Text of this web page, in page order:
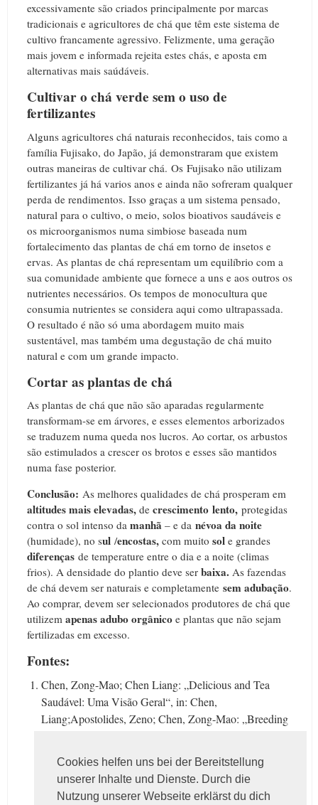
Cookies helfen uns bei der Bereitstellung
unserer Inhalte und Dienste. Durch die
Nutzung unserer Webseite erklärst du dich
excessivamente são criados principalmente por marcas
tradicionais e agricultores de chá que têm este sistema de
cultivo francamente agressivo. Felizmente, uma geração
mais jovem e informada rejeita estes chás, e aposta em
alternativas mais saúdáveis.
Cultivar o chá verde sem o uso de
fertilizantes
Alguns agricultores chá naturais reconhecidos, tais como a
família Fujisako, do Japão, já demonstraram que existem
outras maneiras de cultivar chá. Os Fujisako não utilizam
fertilizantes já há varios anos e ainda não sofreram qualquer
perda de rendimentos. Isso graças a um sistema pensado,
natural para o cultivo, o meio, solos bioativos saudáveis e
os microorganismos numa simbiose baseada num
fortalecimento das plantas de chá em torno de insetos e
ervas. As plantas de chá representam um equilíbrio com a
sua comunidade ambiente que fornece a uns e aos outros os
nutrientes necessários. Os tempos de monocultura que
consumia nutrientes se considera aqui como ultrapassada.
O resultado é não só uma abordagem muito mais
sustentável, mas também uma degustação de chá muito
natural e com um grande impacto.
Cortar as plantas de chá
As plantas de chá que não são aparadas regularmente
transformam-se em árvores, e esses elementos arborizados
se traduzem numa queda nos lucros. Ao cortar, os arbustos
são estimulados a crescer os brotos e esses são mantidos
numa fase posterior.
Conclusão: As melhores qualidades de chá prosperam em
altitudes mais elevadas, de crescimento lento, protegidas
contra o sol intenso da manhã – e da névoa da noite
(humidade), no sul /encostas, com muito sol e grandes
diferenças de temperature entre o dia e a noite (climas
frios). A densidade do plantio deve ser baixa. As fazendas
de chá devem ser naturais e completamente semadubação.
Ao comprar, devem ser selecionados produtores de chá que
utilizem apenas adubo orgânico e plantas que não sejam
fertilizadas em excesso.
Fontes:
Chen, Zong-Mao; Chen Liang: „Delicious and Tea
Saudável: Uma Visão Geral“, in: Chen,
Liang;Apostolides, Zeno; Chen, Zong-Mao: „Breeding